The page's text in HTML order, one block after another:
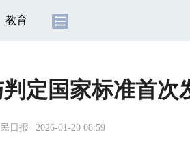
教育
定国家标准首次
日报 2026-01-20 08:59